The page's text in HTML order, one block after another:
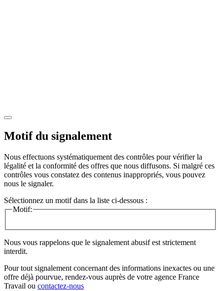
Motif du signalement
Nous effectuons systématiquement des contrôles pour vérifier la
légalité et la conformité des offres que nous diffusons. Si malgré ces
contrôles vous constatez des contenus inappropriés, vous pouvez
nous le signaler.
Sélectionnez un motif dans la liste ci-dessous :
Motif:
Nous vous rappelons que le signalement abusif est strictement
interdit.
Pour tout signalement concernant des informations inexactes ou une
offre déjà pourvue, rendez-vous auprès de votre agence France
Travail ou contactez-nous